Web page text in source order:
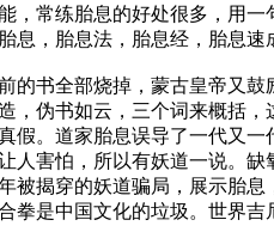
，常练胎息的好处很多，用
息，胎息法，胎息经，胎息速
书全部烧掉，蒙古皇帝又鼓
，伪书如云，三个词来概括
假。道家胎息误导了一代又
人害怕，所以有妖道一说。
被揭穿的妖道骗局，展示胎
拳是中国文化的垃圾。世界